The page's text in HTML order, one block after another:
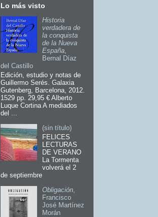
Lo más visto
Historia
verdadera de
la conquista
de la Nueva
España,
Bernal Díaz
del Castillo
Edición, estudio y notas de
Guillermo Serés. Galaxia
Gutenberg, Barcelona, 2012.
1529 pp. 29,95 € Alberto
Luque Cortina A mediados
del ...
(sin título)
FELICES
LECTURAS
DE VERANO
La Tormenta
volverá el 2
de septiembre
Obligación
Francisco
José Martínez
Morán